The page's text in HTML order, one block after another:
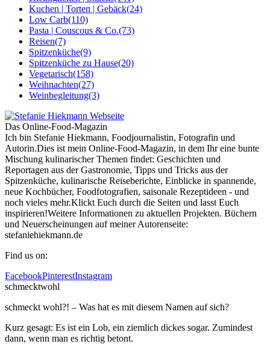
Kuchen | Torten | Gebäck(24)
Low Carb(110)
Pasta | Couscous & Co.(73)
Reisen(7)
Spitzenküche(9)
Spitzenküche zu Hause(20)
Vegetarisch(158)
Weihnachten(27)
Weinbegleitung(3)
Das Online-Food-Magazin
Ich bin Stefanie Hiekmann, Foodjournalistin, Fotografin und
Autorin.Dies ist mein Online-Food-Magazin, in dem Ihr eine bunte
Mischung kulinarischer Themen findet: Geschichten und
Reportagen aus der Gastronomie, Tipps und Tricks aus der
Spitzenküche, kulinarische Reiseberichte, Einblicke in spannende,
neue Kochbücher, Foodfotografien, saisonale Rezeptideen - und
noch vieles mehr.Klickt Euch durch die Seiten und lasst Euch
inspirieren!Weitere Informationen zu aktuellen Projekten. Büchern
und Neuerscheinungen auf meiner Autorenseite:
stefaniehiekmann.de
Find us on:
FacebookPinterestInstagram
schmecktwohl
schmeckt wohl?! – Was hat es mit diesem Namen auf sich?
Kurz gesagt: Es ist ein Lob, ein ziemlich dickes sogar. Zumindest
dann, wenn man es richtig betont.